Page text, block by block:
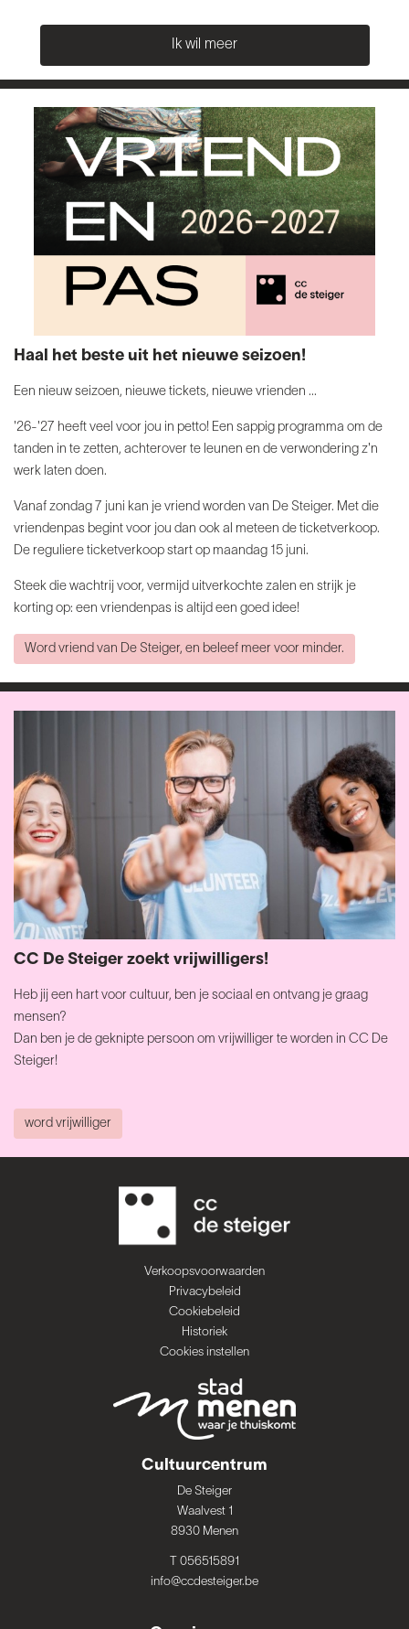
Ik wil meer
Haal het beste uit het nieuwe seizoen!
Een nieuw seizoen, nieuwe tickets, nieuwe vrienden ...
'26-'27 heeft veel voor jou in petto! Een sappig programma om de
tanden in te zetten, achterover te leunen en de verwondering z'n
werk laten doen.
Vanaf zondag 7 juni kan je vriend worden van De Steiger. Met die
vriendenpas begint voor jou dan ook al meteen de ticketverkoop.
De reguliere ticketverkoop start op maandag 15 juni.
Steek die wachtrij voor, vermijd uitverkochte zalen en strijk je
korting op: een vriendenpas is altijd een goed idee!
Word vriend van De Steiger, en beleef meer voor minder.
CC De Steiger zoekt vrijwilligers!
Heb jij een hart voor cultuur, ben je sociaal en ontvang je graag
mensen?
Dan ben je de geknipte persoon om vrijwilliger te worden in CC De
Steiger!
word vrijwilliger
Verkoopsvoorwaarden
Privacybeleid
Cookiebeleid
Historiek
Cookies instellen
Cultuurcentrum
De Steiger
Waalvest 1
8930 Menen
T 056515891
info@ccdesteiger.be